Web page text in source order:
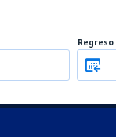
Regreso